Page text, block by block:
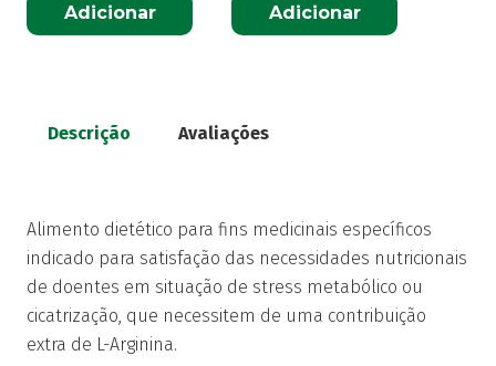
Adicionar Adicionar
Descrição Avaliações
Alimento dietético para fins medicinais específicos
indicado para satisfação das necessidades nutricionais
de doentes em situação de stress metabólico ou
cicatrização, que necessitem de uma contribuição
extra de L-Arginina.